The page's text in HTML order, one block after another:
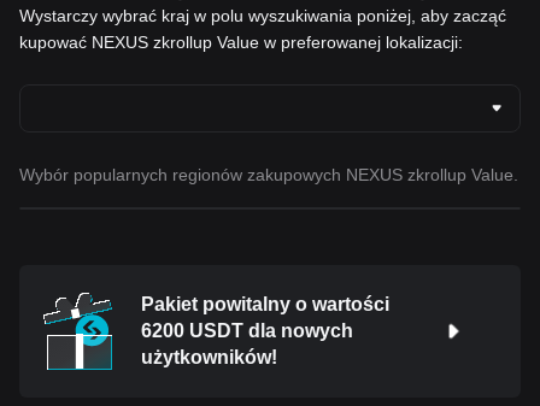
Wystarczy wybrać kraj w polu wyszukiwania poniżej, aby zacząć
kupować NEXUS zkrollup Value w preferowanej lokalizacji:
Wybór popularnych regionów zakupowych NEXUS zkrollup Value.
Pakiet powitalny o wartości
6200 USDT dla nowych
użytkowników!